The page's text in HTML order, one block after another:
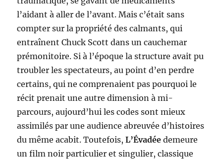
l’aidant à aller de l’avant. Mais c’était sans
compter sur la propriété des calmants, qui
entraînent Chuck Scott dans un cauchemar
prémonitoire. Si à l’époque la structure avait pu
troubler les spectateurs, au point d’en perdre
certains, qui ne comprenaient pas pourquoi le
récit prenait une autre dimension à mi-
parcours, aujourd’hui les codes sont mieux
assimilés par une audience abreuvée d’histoires
du même acabit. Toutefois,L’Évadée demeure
un film noir particulier et singulier, classique